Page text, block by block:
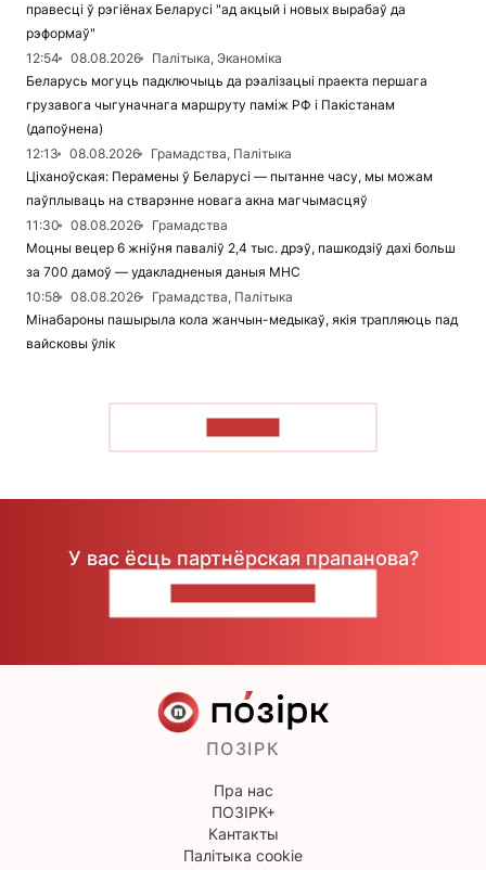
правесці ў рэгіёнах Беларусі "ад акцый і новых вырабаў да
рэформаў"
12:54
08.08.2026
Палітыка, Эканоміка
Беларусь могуць падключыць да рэалізацыі праекта першага
грузавога чыгуначнага маршруту паміж РФ і Пакістанам
(дапоўнена)
12:13
08.08.2026
Грамадства, Палітыка
Ціханоўская: Перамены ў Беларусі — пытанне часу, мы можам
паўплываць на стварэнне новага акна магчымасцяў
11:30
08.08.2026
Грамадства
Моцны вецер 6 жніўня паваліў 2,4 тыс. дрэў, пашкодзіў дахі больш
за 700 дамоў — удакладненыя даныя МНС
10:58
08.08.2026
Грамадства, Палітыка
Мінабароны пашырыла кола жанчын-медыкаў, якія трапляюць пад
вайсковы ўлік
У вас ёсць партнёрская прапанова?
ПОЗІРК
Пра нас
ПОЗІРК+
Кантакты
Палітыка cookie